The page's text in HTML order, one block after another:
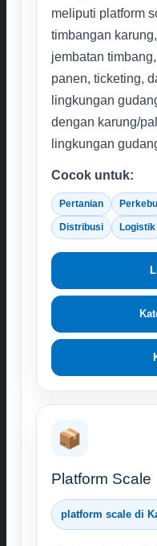
meliputi platform
timbangan
jembatan
panen, ticketing,
lingkungan
dengan karung/
lingkungan
Cocok untuk:
Pertanian
Distribusi Logistik
📦
Platform Scale
platform scale di